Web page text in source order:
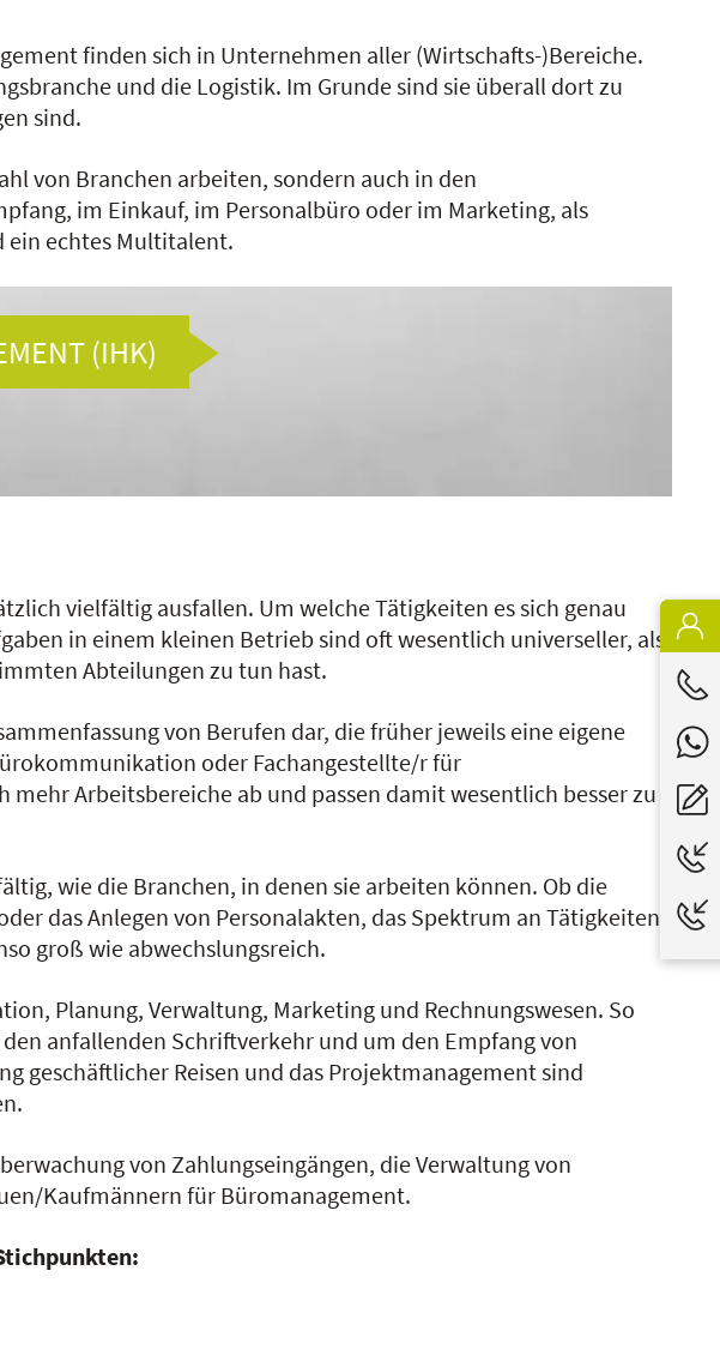
finden sich in Unternehmen aller (Wirtschafts-)Bereiche.
und die Logistik. Im Grunde sind sie überall dort zu
sind.
von Branchen arbeiten, sondern auch in den
im Einkauf, im Personalbüro oder im Marketing, als
ein echtes Multitalent.
(IHK)
vielfältig ausfallen. Um welche Tätigkeiten es sich genau
in einem kleinen Betrieb sind oft wesentlich universeller, als
Abteilungen zu tun hast.
von Berufen dar, die früher jeweils eine eigene
oder Fachangestellte/r für
Arbeitsbereiche ab und passen damit wesentlich besser zu
wie die Branchen, in denen sie arbeiten können. Ob die
das Anlegen von Personalakten, das Spektrum an Tätigkeiten,
groß wie abwechslungsreich.
Planung, Verwaltung, Marketing und Rechnungswesen. So
anfallenden Schriftverkehr und um den Empfang von
geschäftlicher Reisen und das Projektmanagement sind
von Zahlungseingängen, die Verwaltung von
Kaufmännern für Büromanagement.